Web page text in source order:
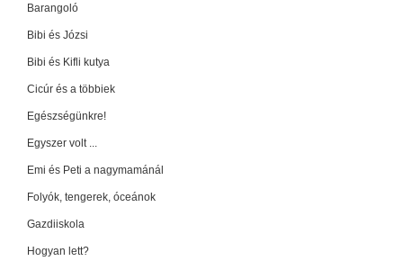
Barangoló
Bibi és Józsi
Bibi és Kifli kutya
Cicúr és a többiek
Egészségünkre!
Egyszer volt ...
Emi és Peti a nagymamánál
Folyók, tengerek, óceánok
Gazdiiskola
Hogyan lett?